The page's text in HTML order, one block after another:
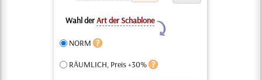
Wahl derArt der Schablone
Y
NORM
RÄUMLICH, Preis +30%